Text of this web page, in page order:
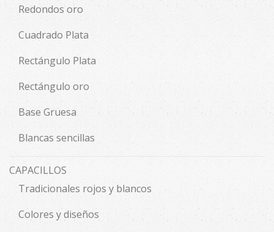
Redondos oro
Cuadrado Plata
Rectángulo Plata
Rectángulo oro
Base Gruesa
Blancas sencillas
CAPACILLOS
Tradicionales rojos y blancos
Colores y diseños